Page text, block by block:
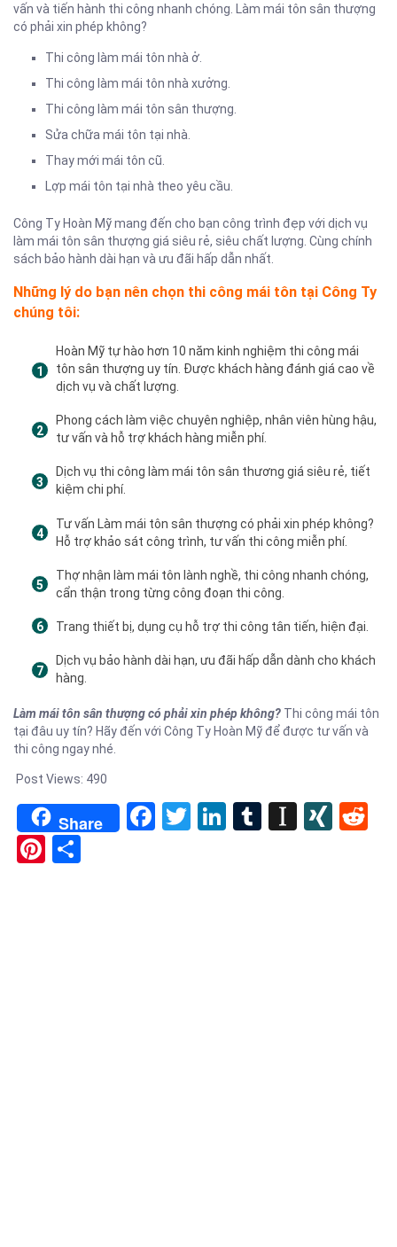
vấn và tiến hành thi công nhanh chóng. Làm mái tôn sân thượng
có phải xin phép không?
Thi công làm mái tôn nhà ở.
Thi công làm mái tôn nhà xưởng.
Thi công làm mái tôn sân thượng.
Sửa chữa mái tôn tại nhà.
Thay mới mái tôn cũ.
Lợp mái tôn tại nhà theo yêu cầu.
Công Ty Hoàn Mỹ mang đến cho bạn công trình đẹp với dịch vụ
làm mái tôn sân thượng giá siêu rẻ, siêu chất lượng. Cùng chính
sách bảo hành dài hạn và ưu đãi hấp dẫn nhất.
Những lý do bạn nên chọn thi công mái tôn tại Công Ty
chúng tôi:
Hoàn Mỹ tự hào hơn 10 năm kinh nghiệm thi công mái
tôn sân thượng uy tín. Được khách hàng đánh giá cao về
dịch vụ và chất lượng.
Phong cách làm việc chuyên nghiệp, nhân viên hùng hậu,
tư vấn và hỗ trợ khách hàng miễn phí.
Dịch vụ thi công làm mái tôn sân thương giá siêu rẻ, tiết
kiệm chi phí.
Tư vấn Làm mái tôn sân thượng có phải xin phép không?
Hỗ trợ khảo sát công trình, tư vấn thi công miễn phí.
Thợ nhận làm mái tôn lành nghề, thi công nhanh chóng,
cẩn thận trong từng công đoạn thi công.
Trang thiết bị, dụng cụ hỗ trợ thi công tân tiến, hiện đại.
Dịch vụ bảo hành dài hạn, ưu đãi hấp dẫn dành cho khách
hàng.
Làm mái tôn sân thượng có phải xin phép không? Thi công mái tôn
tại đâu uy tín? Hãy đến với Công Ty Hoàn Mỹ để được tư vấn và
thi công ngay nhé.
Post Views: 490
Share Facebook
TwitterLinkedIn
Tumblr
Pinterest